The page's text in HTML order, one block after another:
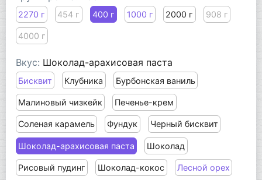
2270 г 454 г 400 г 1000 г 2000 г 908 г
4000 г
Вкус: Шоколад-арахисовая паста
Бисквит Клубника Бурбонская ваниль
Малиновый чизкейк Печенье-крем
Соленая карамель Фундук Черный бисквит
Шоколад-арахисовая паста Шоколад
Рисовый пудинг Шоколад-кокос Лесной орех